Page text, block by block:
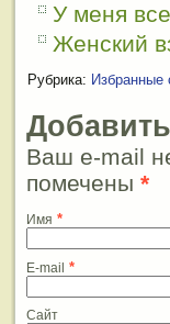
У меня
Женский
Рубрика: Избранные
Ваш e-mail
помечены *
Имя *
E-mail *
Сайт